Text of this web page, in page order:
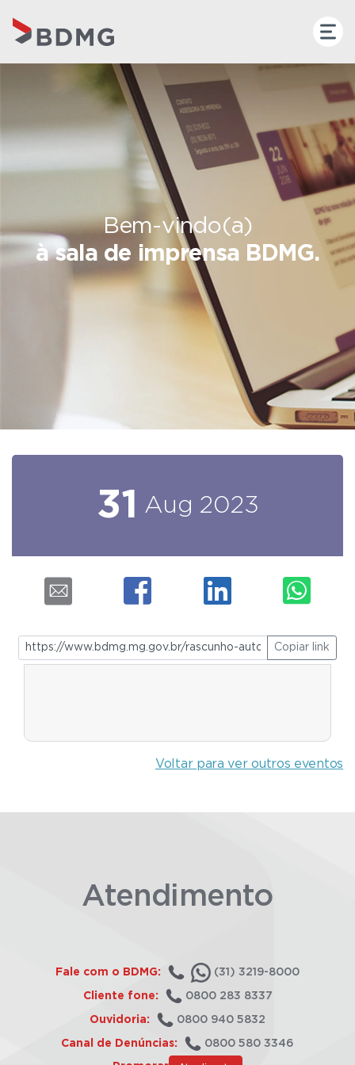
Bem-vindo(a)
à sala de imprensa BDMG.
31 Aug 2023
Copiar link
Voltar para ver outros eventos
Atendimento
Fale com o BDMG: (31) 3219-8000
Cliente fone: 0800 283 8337
Ouvidoria: 0800 940 5832
Canal de Denúncias: 0800 580 3346